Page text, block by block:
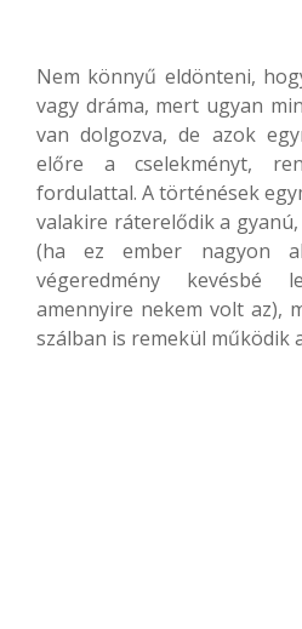
Nem könnyű eldönteni,
vagy dráma, mert ugyan
van dolgozva, de azok
előre a cselekményt,
fordulattal. A történések
valakire ráterelődik a
(ha ez ember nagyon
végeredmény kevésbé
amennyire nekem volt az),
szálban is remekül működik